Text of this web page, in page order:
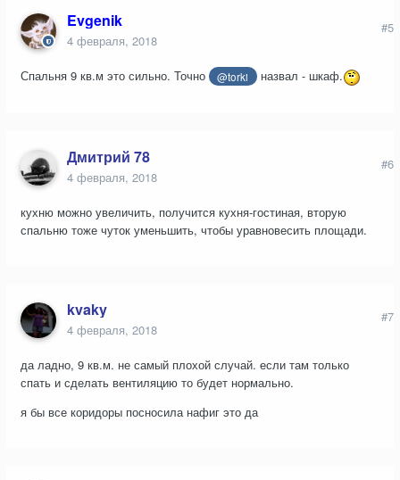
Evgenik
4 февраля, 2018
#5
Спальня 9 кв.м это сильно. Точно @torki назвал - шкаф.
Дмитрий 78
4 февраля, 2018
#6
кухню можно увеличить, получится кухня-гостиная, вторую
спальню тоже чуток уменьшить, чтобы уравновесить площади.
kvaky
4 февраля, 2018
#7
да ладно, 9 кв.м. не самый плохой случай. если там только
спать и сделать вентиляцию то будет нормально.
я бы все коридоры посносила нафиг это да